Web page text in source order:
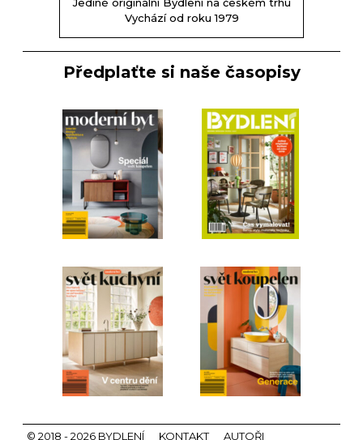
Jediné originální Bydlení na českém trhu
Vychází od roku 1979
Předplaťte si naše časopisy
© 2018 - 2026 BYDLENÍ KONTAKT AUTOŘI